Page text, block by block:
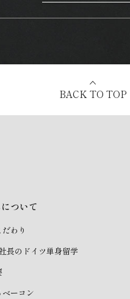
BACK TO TOP
ついて
わり
長のドイツ単身留学
ーコン